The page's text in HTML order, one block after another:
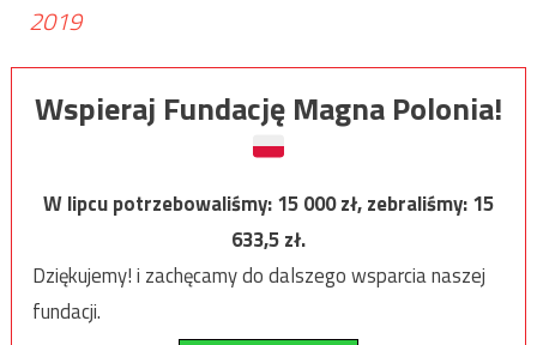
2019
Wspieraj Fundację Magna Polonia!
W lipcu potrzebowaliśmy:15 000zł, zebraliśmy:15
633,5zł.
Dziękujemy! i zachęcamy do dalszego wsparcia naszej
fundacji.